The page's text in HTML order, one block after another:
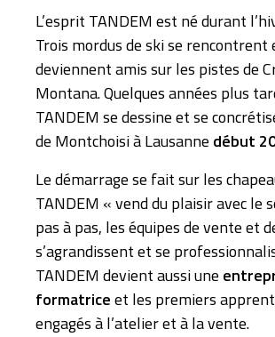
L’esprit TANDEM est né durant
Trois mordus de ski se rencontrent
deviennent amis sur les pistes de
Montana. Quelques années plus
TANDEM se dessine et se
de Montchoisi à Lausanne début
Le démarrage se fait sur les
TANDEM « vend du plaisir avec le
pas à pas, les équipes de vente et
s’agrandissent et se
TANDEM devient aussi une
formatriceet les premiers
engagés à l’atelier et à la vente.